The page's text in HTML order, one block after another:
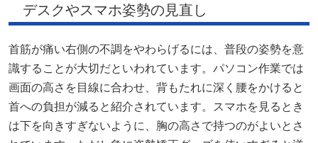
デスクやスマホ姿勢の見直し
首筋が痛い右側の不調をやわらげるには、普段の姿勢を意
識することが大切だといわれています。パソコン作業では
画面の高さを目線に合わせ、背もたれに深く腰をかけると
首への負担が減ると紹介されています。スマホを見るとき
は下を向きすぎないように、胸の高さで持つのがよいとさ